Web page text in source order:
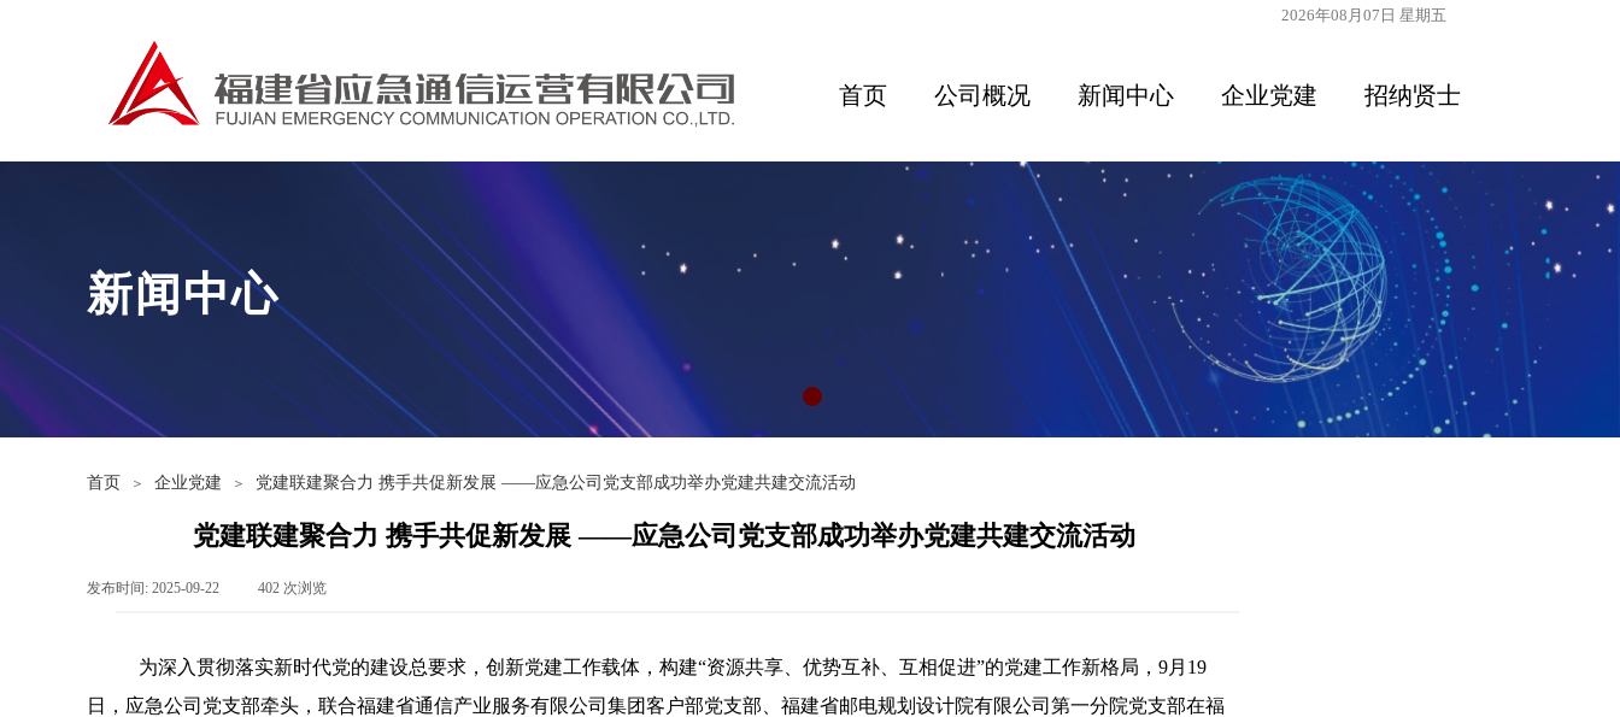
2026年08月07日 星期五
首页 公司概况 新闻中心 企业党建 招纳贤士
新闻中心
首页 ＞ 企业党建 ＞ 党建联建聚合力 携手共促新发展 ——应急公司党支部成功举办党建共建交流活动
党建联建聚合力 携手共促新发展 ——应急公司党支部成功举办党建共建交流活动
发布时间: 2025-09-22 402 次浏览
为深入贯彻落实新时代党的建设总要求，创新党建工作载体，构建“资源共享、优势互补、互相促进”的党建工作新格局，9月19
日，应急公司党支部牵头，联合福建省通信产业服务有限公司集团客户部党支部、福建省邮电规划设计院有限公司第一分院党支部在福